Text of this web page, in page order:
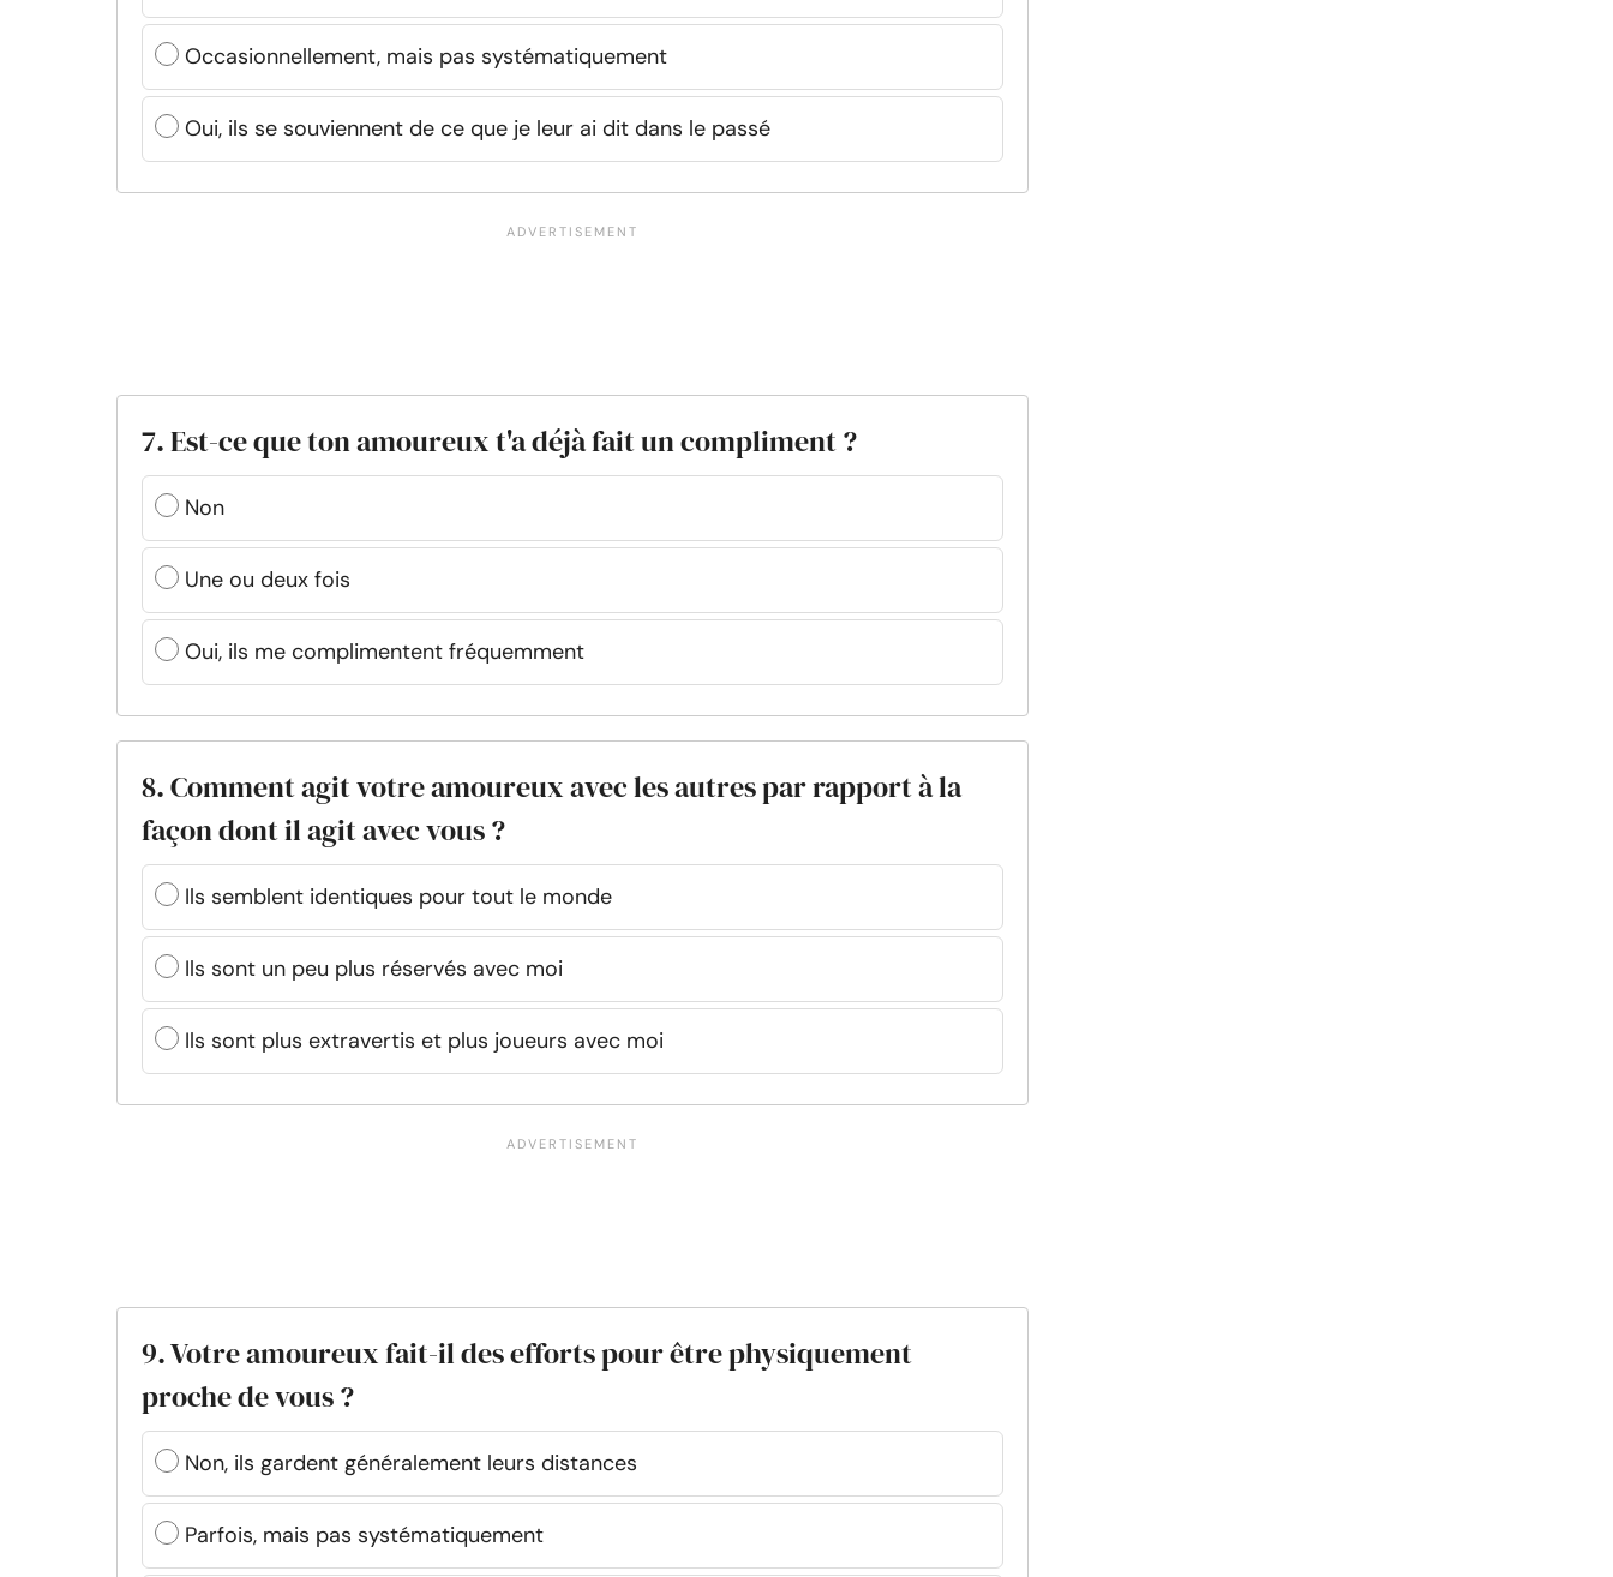
Occasionnellement, mais pas systématiquement
Oui, ils se souviennent de ce que je leur ai dit dans le passé
7. Est-ce que ton amoureux t'a déjà fait un compliment ?
Non
Une ou deux fois
Oui, ils me complimentent fréquemment
8. Comment agit votre amoureux avec les autres par rapport à la
façon dont il agit avec vous ?
Ils semblent identiques pour tout le monde
Ils sont un peu plus réservés avec moi
Ils sont plus extravertis et plus joueurs avec moi
9. Votre amoureux fait-il des efforts pour être physiquement
proche de vous ?
Non, ils gardent généralement leurs distances
Parfois, mais pas systématiquement